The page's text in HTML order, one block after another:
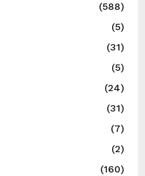
(588)
(5)
(31)
(5)
(24)
(31)
(7)
(2)
(160)